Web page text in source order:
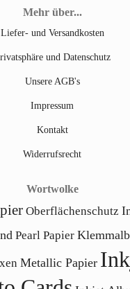
Mehr über...
Liefer- und Versandkosten
und Datenschutz
Unsere AGB's
Impressum
Kontakt
Widerrufsrecht
Wortwolke
Oberflächenschutz
Pearl Papier
Metallic Papier